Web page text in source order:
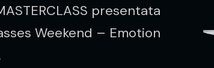
presentata
Weekend – Emotion